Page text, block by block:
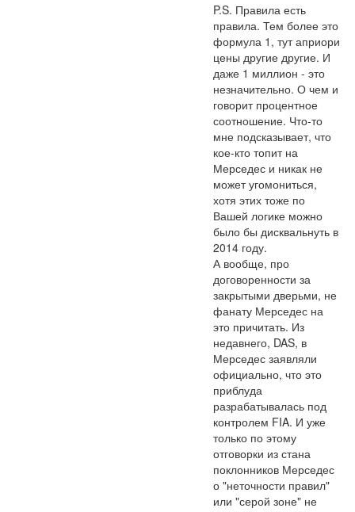
P.S. Правила есть
правила. Тем более это
формула 1, тут априори
цены другие другие. И
даже 1 миллион - это
незначительно. О чем и
говорит процентное
соотношение. Что-то
мне подсказывает, что
кое-кто топит на
Мерседес и никак не
может угомониться,
хотя этих тоже по
Вашей логике можно
было бы дисквальнуть в
2014 году.
А вообще, про
договоренности за
закрытыми дверьми, не
фанату Мерседес на
это причитать. Из
недавнего, DAS, в
Мерседес заявляли
официально, что это
приблуда
разрабатывалась под
контролем FIA. И уже
только по этому
отговорки из стана
поклонников Мерседес
о "неточности правил"
или "серой зоне" не